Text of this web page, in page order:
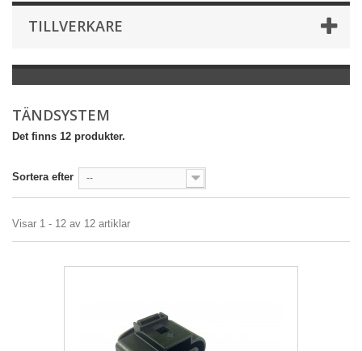
TILLVERKARE
TÄNDSYSTEM
Det finns 12 produkter.
Sortera efter --
Visar 1 - 12 av 12 artiklar